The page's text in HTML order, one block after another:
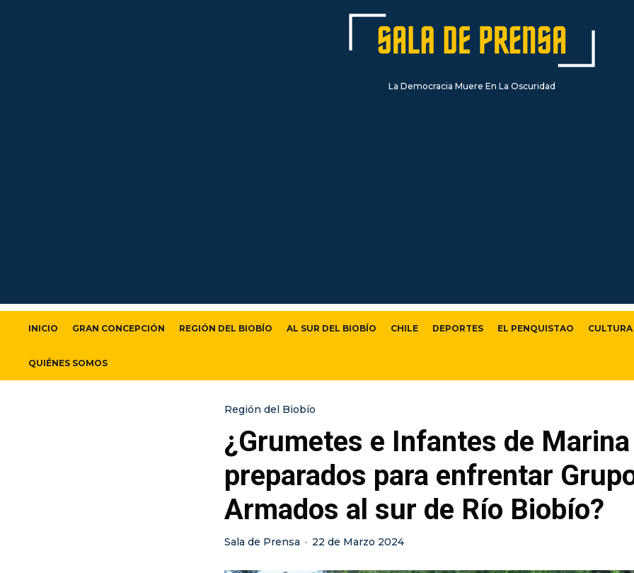
La Democracia Muere En La Oscuridad
INICIO GRAN CONCEPCIÓN REGIÓN DEL BIOBÍO AL SUR DEL BIOBÍO CHILE DEPORTES EL PENQUISTAO CULTURA
QUIÉNES SOMOS
Región del Biobío
¿Grumetes e Infantes de
preparados para enfrentar
Armados al sur de Río Biobío?
Sala de Prensa · 22 de Marzo 2024